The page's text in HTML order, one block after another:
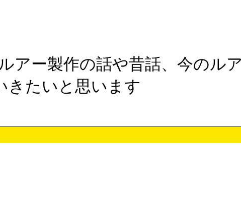
アー製作の話や昔話、今のル
きたいと思います